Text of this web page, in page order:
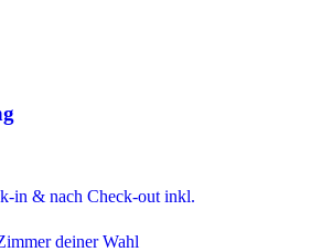
in & nach Check-out inkl.
deiner Wahl